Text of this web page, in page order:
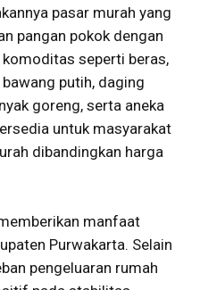
pasar murah yang
pangan pokok dengan
seperti beras,
putih, daging
goreng, serta aneka
untuk masyarakat
dibandingkan harga
manfaat
Purwakarta. Selain
pengeluaran rumah